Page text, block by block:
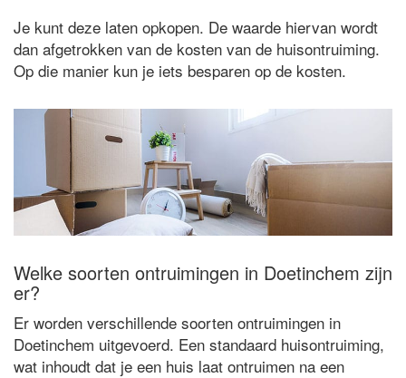
Je kunt deze laten opkopen. De waarde hiervan wordt
dan afgetrokken van de kosten van de huisontruiming.
Op die manier kun je iets besparen op de kosten.
Welke soorten ontruimingen in Doetinchem zijn
er?
Er worden verschillende soorten ontruimingen in
Doetinchem uitgevoerd. Een standaard huisontruiming,
wat inhoudt dat je een huis laat ontruimen na een